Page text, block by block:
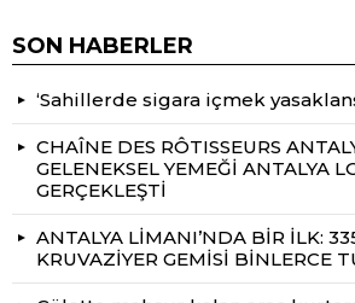
SON HABERLER
‘Sahillerde sigara içmek
CHAÎNE DES RÔTISSEURS
GELENEKSEL YEMEĞİ ANTALYA
GERÇEKLEŞTİ
ANTALYA LİMANI’NDA BİR İLK:
KRUVAZİYER GEMİSİ BİNLERCE